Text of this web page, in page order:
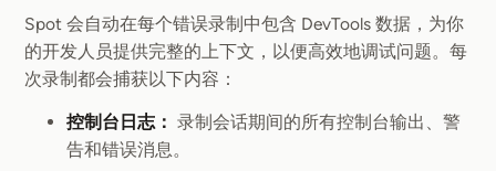
Spot 会自动在每个错误录制中包含 DevTools 数据，为你
的开发人员提供完整的上下文，以便高效地调试问题。每
次录制都会捕获以下内容：
控制台日志： 录制会话期间的所有控制台输出、警
告和错误消息。